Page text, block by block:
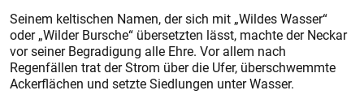
Seinem keltischen Namen, der sich mit „Wildes Wasser“
oder „Wilder Bursche“ übersetzten lässt, machte der Neckar
vor seiner Begradigung alle Ehre. Vor allem nach
Regenfällen trat der Strom über die Ufer, überschwemmte
Ackerflächen und setzte Siedlungen unter Wasser.